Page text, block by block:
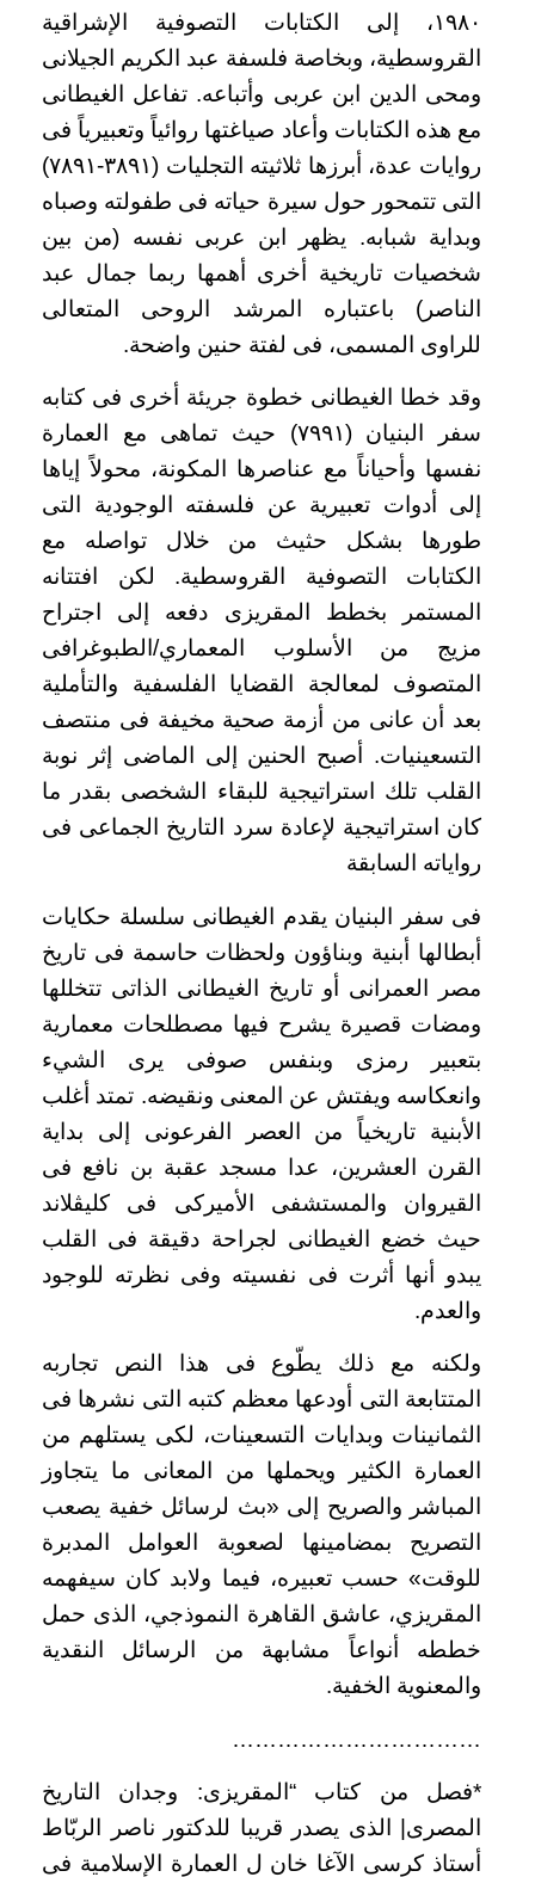
١٩٨٠، إلى الكتابات التصوفية الإشراقية
القروسطية، وبخاصة فلسفة عبد الكريم الجيلانى
ومحى الدين ابن عربى وأتباعه. تفاعل الغيطانى
مع هذه الكتابات وأعاد صياغتها روائياً وتعبيرياً فى
روايات عدة، أبرزها ثلاثيته التجليات (٣٨٩١-٧٨٩١)
التى تتمحور حول سيرة حياته فى طفولته وصباه
وبداية شبابه. يظهر ابن عربى نفسه (من بين
شخصيات تاريخية أخرى أهمها ربما جمال عبد
الناصر) باعتباره المرشد الروحى المتعالى
للراوى المسمى، فى لفتة حنين واضحة.
وقد خطا الغيطانى خطوة جريئة أخرى فى كتابه
سفر البنيان (٧٩٩١) حيث تماهى مع العمارة
نفسها وأحياناً مع عناصرها المكونة، محولاً إياها
إلى أدوات تعبيرية عن فلسفته الوجودية التى
طورها بشكل حثيث من خلال تواصله مع
الكتابات التصوفية القروسطية. لكن افتتانه
المستمر بخطط المقريزى دفعه إلى اجتراح
مزيج من الأسلوب المعماري/الطبوغرافى
المتصوف لمعالجة القضايا الفلسفية والتأملية
بعد أن عانى من أزمة صحية مخيفة فى منتصف
التسعينيات. أصبح الحنين إلى الماضى إثر نوبة
القلب تلك استراتيجية للبقاء الشخصى بقدر ما
كان استراتيجية لإعادة سرد التاريخ الجماعى فى
رواياته السابقة
فى سفر البنيان يقدم الغيطانى سلسلة حكايات
أبطالها أبنية وبناؤون ولحظات حاسمة فى تاريخ
مصر العمرانى أو تاريخ الغيطانى الذاتى تتخللها
ومضات قصيرة يشرح فيها مصطلحات معمارية
بتعبير رمزى وبنفس صوفى يرى الشيء
وانعكاسه ويفتش عن المعنى ونقيضه. تمتد أغلب
الأبنية تاريخياً من العصر الفرعونى إلى بداية
القرن العشرين، عدا مسجد عقبة بن نافع فى
القيروان والمستشفى الأميركى فى كليڤلاند
حيث خضع الغيطانى لجراحة دقيقة فى القلب
يبدو أنها أثرت فى نفسيته وفى نظرته للوجود
والعدم.
ولكنه مع ذلك يطّوع فى هذا النص تجاربه
المتتابعة التى أودعها معظم كتبه التى نشرها فى
الثمانينات وبدايات التسعينات، لكى يستلهم من
العمارة الكثير ويحملها من المعانى ما يتجاوز
المباشر والصريح إلى «بث لرسائل خفية يصعب
التصريح بمضامينها لصعوبة العوامل المدبرة
للوقت» حسب تعبيره، فيما ولابد كان سيفهمه
المقريزي، عاشق القاهرة النموذجي، الذى حمل
خططه أنواعاً مشابهة من الرسائل النقدية
والمعنوية الخفية.
……………………………
*فصل من كتاب “المقريزى: وجدان التاريخ
المصرى| الذى يصدر قريبا للدكتور ناصر الربّاط
أستاذ كرسى الآغا خان ل العمارة الإسلامية فى